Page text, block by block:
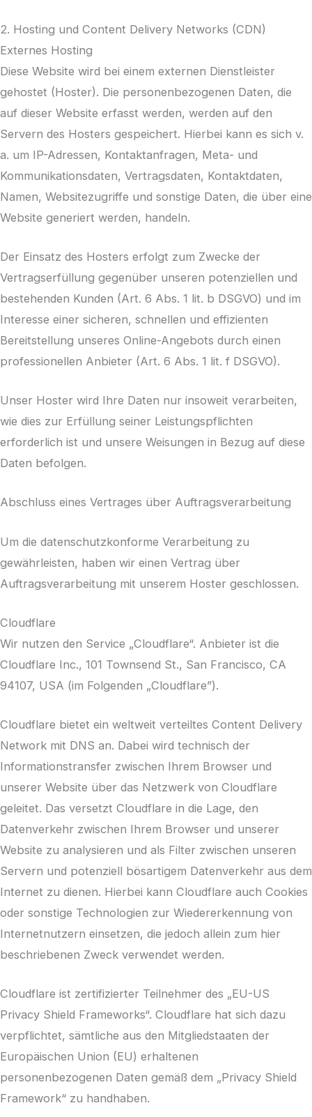
2. Hosting und Content Delivery Networks (CDN)
Externes Hosting
Diese Website wird bei einem externen Dienstleister
gehostet (Hoster). Die personenbezogenen Daten, die
auf dieser Website erfasst werden, werden auf den
Servern des Hosters gespeichert. Hierbei kann es sich v.
a. um IP-Adressen, Kontaktanfragen, Meta- und
Kommunikationsdaten, Vertragsdaten, Kontaktdaten,
Namen, Websitezugriffe und sonstige Daten, die über eine
Website generiert werden, handeln.
Der Einsatz des Hosters erfolgt zum Zwecke der
Vertragserfüllung gegenüber unseren potenziellen und
bestehenden Kunden (Art. 6 Abs. 1 lit. b DSGVO) und im
Interesse einer sicheren, schnellen und effizienten
Bereitstellung unseres Online-Angebots durch einen
professionellen Anbieter (Art. 6 Abs. 1 lit. f DSGVO).
Unser Hoster wird Ihre Daten nur insoweit verarbeiten,
wie dies zur Erfüllung seiner Leistungspflichten
erforderlich ist und unsere Weisungen in Bezug auf diese
Daten befolgen.
Abschluss eines Vertrages über Auftragsverarbeitung
Um die datenschutzkonforme Verarbeitung zu
gewährleisten, haben wir einen Vertrag über
Auftragsverarbeitung mit unserem Hoster geschlossen.
Cloudflare
Wir nutzen den Service „Cloudflare“. Anbieter ist die
Cloudflare Inc., 101 Townsend St., San Francisco, CA
94107, USA (im Folgenden „Cloudflare”).
Cloudflare bietet ein weltweit verteiltes Content Delivery
Network mit DNS an. Dabei wird technisch der
Informationstransfer zwischen Ihrem Browser und
unserer Website über das Netzwerk von Cloudflare
geleitet. Das versetzt Cloudflare in die Lage, den
Datenverkehr zwischen Ihrem Browser und unserer
Website zu analysieren und als Filter zwischen unseren
Servern und potenziell bösartigem Datenverkehr aus dem
Internet zu dienen. Hierbei kann Cloudflare auch Cookies
oder sonstige Technologien zur Wiedererkennung von
Internetnutzern einsetzen, die jedoch allein zum hier
beschriebenen Zweck verwendet werden.
Cloudflare ist zertifizierter Teilnehmer des „EU-US
Privacy Shield Frameworks“. Cloudflare hat sich dazu
verpflichtet, sämtliche aus den Mitgliedstaaten der
Europäischen Union (EU) erhaltenen
personenbezogenen Daten gemäß dem „Privacy Shield
Framework“ zu handhaben.